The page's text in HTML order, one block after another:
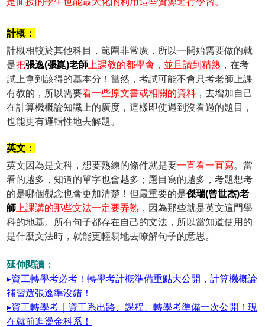
計概：
計概相較於其他科目，範圍非常廣，所以一開始需要做的就
是把張逸(張崑)老師 上課教的都學會，並且讀到精熟 ，在考
試上拿到該得的基本分！當然，考試可能不會只考老師上課
有教的，所以需要看一些原文書或相關的資料 ，去增加自己
在計算機概論知識上的廣度，這樣即使遇到沒看過的題目，
也能更有邏輯性地去解題。
英文：
英文因為是文科，想要熟練的條件就是要一直看一直寫。當
看的越多，知道的單字也會越多；題目寫的越多，考題想考
的是哪個觀念也會更加清楚！但最重要的是傑瑞(曾世杰)老
師 上課講的那些文法一定要弄熟 ，因為那些就是英文這門學
科的地基。所有句子都存在自己的文法，所以當知道使用的
是什麼文法時，就能更輕易地去瞭解句子的意思。
延伸閱讀：
▸資工轉學考必考！轉學考計概準備重點大公開，計算機概論
補習選張逸準沒錯！
▸資工轉學考｜資工系出路、課程、轉學考準備一次公開！現
在就前進燙金科系！